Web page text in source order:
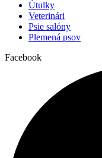
Útulky
Veterinári
Psie salóny
Plemená psov
Facebook